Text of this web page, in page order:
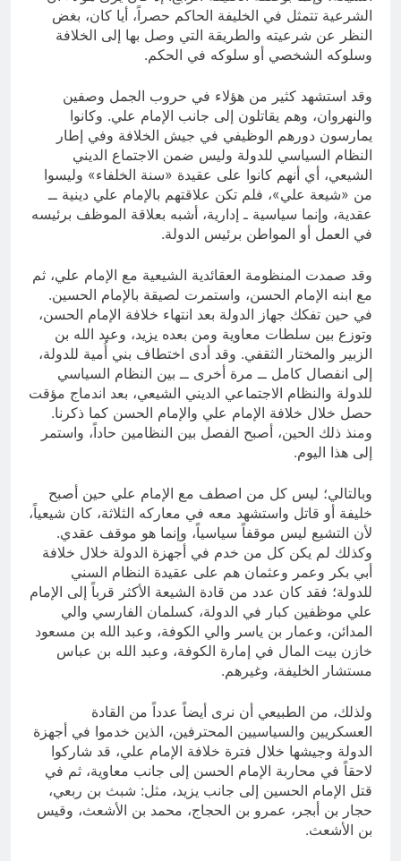
الشرعية تتمثل في الخليفة الحاكم حصراً، أيا كان، بغض
النظر عن شرعيته والطريقة التي وصل بها إلى الخلافة
وسلوكه الشخصي أو سلوكه في الحكم.
وقد استشهد كثير من هؤلاء في حروب الجمل وصفين
والنهروان، وهم يقاتلون إلى جانب الإمام علي. وكانوا
يمارسون دورهم الوظيفي في جيش الخلافة وفي إطار
النظام السياسي للدولة وليس ضمن الاجتماع الديني
الشيعي، أي أنهم كانوا على عقيدة «سنة الخلفاء» وليسوا
من «شيعة علي»، فلم تكن علاقتهم بالإمام علي دينية ــ
عقدية، وإنما سياسية ـ إدارية، أشبه بعلاقة الموظف برئيسه
في العمل أو المواطن برئيس الدولة.
وقد صمدت المنظومة العقائدية الشيعية مع الإمام علي، ثم
مع ابنه الإمام الحسن، واستمرت لصيقة بالإمام الحسين.
في حين تفكك جهاز الدولة بعد انتهاء خلافة الإمام الحسن،
وتوزع بين سلطات معاوية ومن بعده يزيد، وعبد الله بن
الزبير والمختار الثقفي. وقد أدى اختطاف بني أُمية للدولة،
إلى انفصال كامل ــ مرة أخرى ــ بين النظام السياسي
للدولة والنظام الاجتماعي الديني الشيعي، بعد اندماج مؤقت
حصل خلال خلافة الإمام علي والإمام الحسن كما ذكرنا.
ومنذ ذلك الحين، أصبح الفصل بين النظامين حاداً، واستمر
إلى هذا اليوم.
وبالتالي؛ ليس كل من اصطف مع الإمام علي حين أصبح
خليفة أو قاتل واستشهد معه في معاركه الثلاثة، كان شيعياً،
لأن التشيع ليس موقفاً سياسياً، وإنما هو موقف عقدي.
وكذلك لم يكن كل من خدم في أجهزة الدولة خلال خلافة
أبي بكر وعمر وعثمان هم على عقيدة النظام السني
للدولة؛ فقد كان عدد من قادة الشيعة الأكثر قرباً إلى الإمام
علي موظفين كبار في الدولة، كسلمان الفارسي والي
المدائن، وعمار بن ياسر والي الكوفة، وعبد الله بن مسعود
خازن بيت المال في إمارة الكوفة، وعبد الله بن عباس
مستشار الخليفة، وغيرهم.
ولذلك، من الطبيعي أن نرى أيضاً عدداً من القادة
العسكريين والسياسيين المحترفين، الذين خدموا في أجهزة
الدولة وجيشها خلال فترة خلافة الإمام علي، قد شاركوا
لاحقاً في محاربة الإمام الحسن إلى جانب معاوية، ثم في
قتل الإمام الحسين إلى جانب يزيد، مثل: شبث بن ربعي،
حجار بن أبجر، عمرو بن الحجاج، محمد بن الأشعث، وقيس
بن الأشعث.